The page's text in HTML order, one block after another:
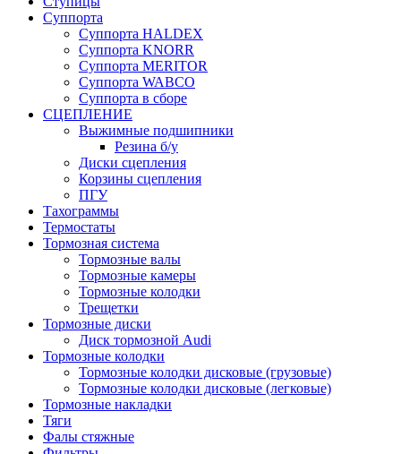
Суппорта
Суппорта HALDEX
Суппорта KNORR
Суппорта MERITOR
Суппорта WABCO
Суппорта в сборе
СЦЕПЛЕНИЕ
Выжимные подшипники
Резина б/у
Диски сцепления
Корзины сцепления
ПГУ
Тахограммы
Термостаты
Тормозная система
Тормозные валы
Тормозные камеры
Тормозные колодки
Трещетки
Тормозные диски
Диск тормозной Audi
Тормозные колодки
Тормозные колодки дисковые (грузовые)
Тормозные колодки дисковые (легковые)
Тормозные накладки
Тяги
Фалы стяжные